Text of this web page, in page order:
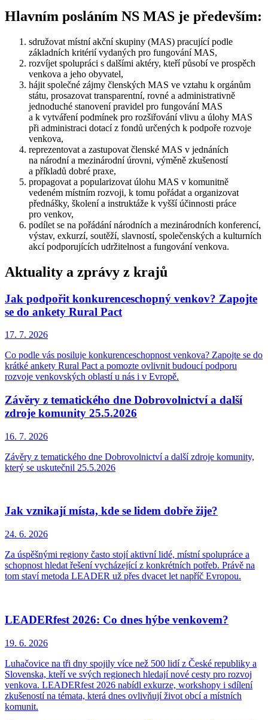
Hlavním posláním NS MAS je především:
sdružovat místní akční skupiny (MAS) pracující podle
základních kritérií vydaných pro fungování MAS,
rozvíjet spolupráci s dalšími aktéry, kteří působí ve prospěch
venkova a jeho obyvatel,
hájit společné zájmy členských MAS ve vztahu k orgánům
státu, prosazovat transparentní, rovné a administrativně
jednoduché stanovení pravidel pro fungování MAS
a k vytváření podmínek pro rozšiřování vlivu a úlohy MAS
při administraci dotací z fondů určených k podpoře rozvoje
venkova,
reprezentovat a zastupovat členské MAS v jednáních
na národní a mezinárodní úrovni, výměně zkušeností
a příkladů dobré praxe,
propagovat a popularizovat úlohu MAS v komunitně
vedeném místním rozvoji, k tomu pořádat a organizovat
přednášky, školení a instruktáže k vyšší účinnosti práce
pro venkov,
podílet se na pořádání národních a mezinárodních konferencí,
výstav, exkurzí, soutěží, slavností, společenských a kulturních
akcí podporujících udržitelnost a fungování venkova.
Aktuality a zprávy z krajů
Jak podpořit konkurenceschopný venkov? Zapojte
se do ankety Rural Pact
17. 7. 2026
Co podle vás posiluje konkurenceschopnost venkova? Zapojte se do
krátké ankety Rural Pact a pomozte ovlivnit budoucí podporu
rozvoje venkovských oblastí u nás i v Evropě.
Závěry z tematického dne Dobrovolnictví a další
zdroje komunity 25.5.2026
16. 7. 2026
Závěry z tematického dne Dobrovolnictví a další zdroje komunity,
který se uskutečnil 25.5.2026
Jak vznikají místa, kde se lidem dobře žije?
24. 6. 2026
Za úspěšnými regiony často stojí aktivní lidé, místní spolupráce a
schopnost hledat řešení vycházející z konkrétních potřeb. Právě na
tom staví metoda LEADER už přes dvacet let napříč Evropou.
LEADERfest 2026: Co dnes hýbe venkovem?
19. 6. 2026
Luhačovice na tři dny spojily více než 500 lidí z České republiky a
Slovenska, kteří ve svých regionech hledají nové cesty pro rozvoj
venkova. LEADERfest 2026 nabídl exkurze, workshopy i sdílení
zkušeností na témata, která dnes ovlivňují život obcí a místních
komunit.